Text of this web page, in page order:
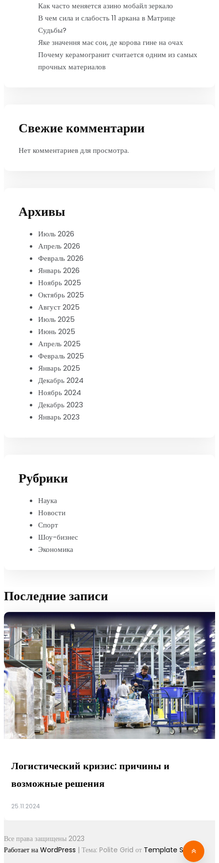
Как часто меняется азино мобайл зеркало
В чем сила и слабость 11 аркана в Матрице
Судьбы?
Яке значення має сон, де корова гине на очах
Почему керамогранит считается одним из самых
прочных материалов
Свежие комментарии
Нет комментариев для просмотра.
Архивы
Июль 2026
Апрель 2026
Февраль 2026
Январь 2026
Ноябрь 2025
Октябрь 2025
Август 2025
Июль 2025
Июнь 2025
Апрель 2025
Февраль 2025
Январь 2025
Декабрь 2024
Ноябрь 2024
Декабрь 2023
Январь 2023
Рубрики
Наука
Новости
Спорт
Шоу-бизнес
Экономика
Последние записи
Логистический кризис: причины и
возможные решения
25.11.2024
Все права защищены 2023
Работает на WordPress | Тема: Polite Grid от Template Sell .